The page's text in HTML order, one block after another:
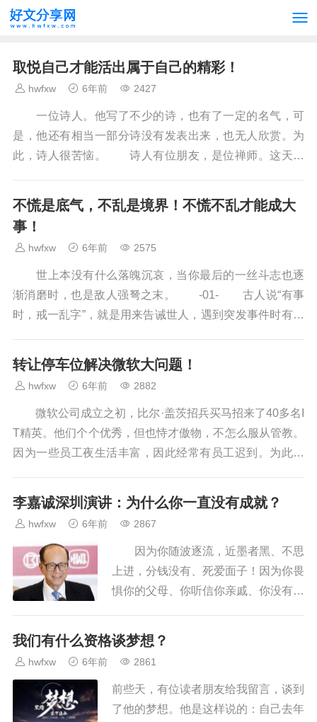
取悦自己才能活出属于自己的精彩！
hwfxw 6年前 2427
一位诗人。他写了不少的诗，也有了一定的名气，可
是，他还有相当一部分诗没有发表出来，也无人欣赏。为
此，诗人很苦恼。 诗人有位朋友，是位禅师。这天，
不慌是底气，不乱是境界！不慌不乱才能成大
事！
hwfxw 6年前 2575
世上本没有什么落魄沉哀，当你最后的一丝斗志也逐
渐消磨时，也是敌人强弩之末。 -01- 古人说“有事
时，戒一乱字”，就是用来告诫世人，遇到突发事件时有的
转让停车位解决微软大问题！
hwfxw 6年前 2882
微软公司成立之初，比尔·盖茨招兵买马招来了40多名I
T精英。他们个个优秀，但也恃才傲物，不怎么服从管教。
因为一些员工夜生活丰富，因此经常有员工迟到。为此，
李嘉诚深圳演讲：为什么你一直没有成就？
hwfxw 6年前 2867
因为你随波逐流，近墨者黑、不思
上进，分钱没有、死爱面子！因为你畏
惧你的父母、你听信你亲戚、你没有主
统、只想打工赚点钱结婚生子，然后生
老病死、走你父母一模一样的路。因...
我们有什么资格谈梦想？
hwfxw 6年前 2861
前些天，有位读者朋友给我留言，谈到
了他的梦想。 他是这样说的： 自己去年